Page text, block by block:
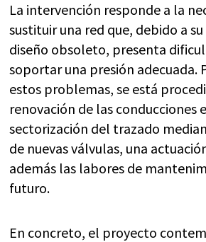
La intervención responde a la
sustituir una red que, debido a
diseño obsoleto, presenta
soportar una presión adecuada.
estos problemas, se está
renovación de las conducciones
sectorización del trazado
de nuevas válvulas, una
además las labores de
futuro.
En concreto, el proyecto